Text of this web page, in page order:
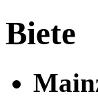
Biete